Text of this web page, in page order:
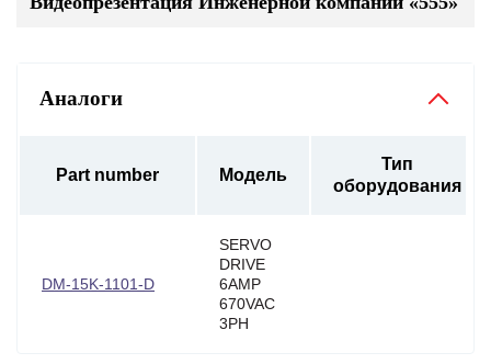
Аналоги
Part number Модель
Тип
оборудования
DM-15K-1101-D
SERVO
DRIVE
6AMP
670VAC
3PH